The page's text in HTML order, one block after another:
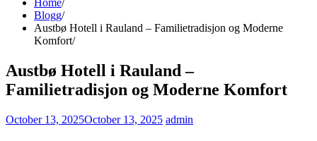
Home
Blogg
Austbø Hotell i Rauland – Familietradisjon og Moderne
Komfort
Austbø Hotell i Rauland –
Familietradisjon og Moderne Komfort
October 13, 2025October 13, 2025 admin